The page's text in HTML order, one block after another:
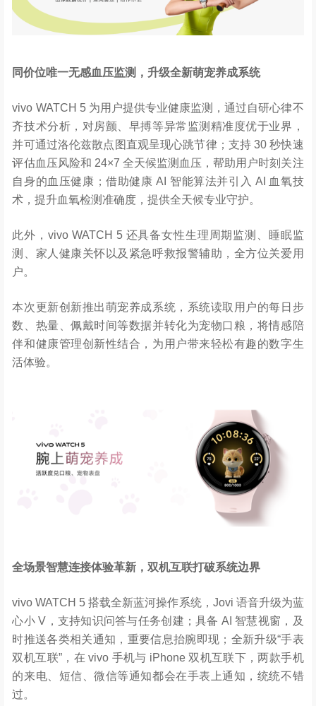
同价位唯一无感血压监测，升级全新萌宠养成系统
vivo WATCH 5 为用户提供专业健康监测，通过自研心律不
齐技术分析，对房颤、早搏等异常监测精准度优于业界，
并可通过洛伦兹散点图直观呈现心跳节律；支持 30 秒快速
评估血压风险和 24×7 全天候监测血压，帮助用户时刻关注
自身的血压健康；借助健康 AI 智能算法并引入 AI 血氧技
术，提升血氧检测准确度，提供全天候专业守护。
此外，vivo WATCH 5 还具备女性生理周期监测、睡眠监
测、家人健康关怀以及紧急呼救报警辅助，全方位关爱用
户。
本次更新创新推出萌宠养成系统，系统读取用户的每日步
数、热量、佩戴时间等数据并转化为宠物口粮，将情感陪
伴和健康管理创新性结合，为用户带来轻松有趣的数字生
活体验。
全场景智慧连接体验革新，双机互联打破系统边界
vivo WATCH 5 搭载全新蓝河操作系统，Jovi 语音升级为蓝
心小 V，支持知识问答与任务创建；具备 AI 智慧视窗，及
时推送各类相关通知，重要信息抬腕即现；全新升级“手表
双机互联”，在 vivo 手机与 iPhone 双机互联下，两款手机
的来电、短信、微信等通知都会在手表上通知，统统不错
过。